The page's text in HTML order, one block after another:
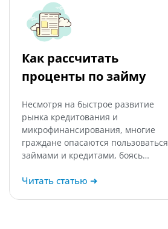
Как рассчитать
проценты по займу
Несмотря на быстрое развитие
рынка кредитования и
микрофинансирования, многие
граждане опасаются пользоваться
займами и кредитами, боясь…
Читать статью ➜